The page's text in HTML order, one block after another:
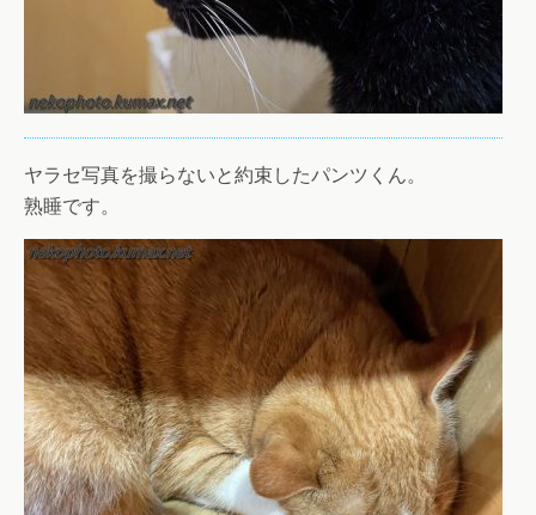
ヤラセ写真を撮らないと約束したパンツくん。
熟睡です。